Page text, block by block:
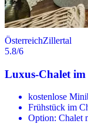
ÖsterreichZillertal
5.8/6
Luxus-Chalet
kostenlose
Frühstück im
Option: Chalet